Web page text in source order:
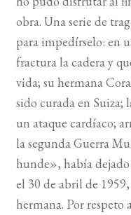
obra. Una serie de
para impedírselo: en
fractura la cadera y
vida; su hermana
sido curada en Suiza;
un ataque cardíaco;
la segunda Guerra
hunde», había
el 30 de abril de
hermana. Por respeto